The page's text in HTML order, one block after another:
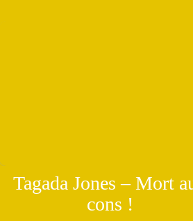
Tagada Jones – Mort
cons !